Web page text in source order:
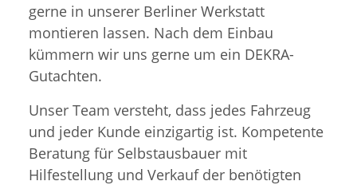
gerne in unserer Berliner Werkstatt
montieren lassen. Nach dem Einbau
kümmern wir uns gerne um ein DEKRA-
Gutachten.
Unser Team versteht, dass jedes Fahrzeug
und jeder Kunde einzigartig ist. Kompetente
Beratung für Selbstausbauer mit
Hilfestellung und Verkauf der benötigten